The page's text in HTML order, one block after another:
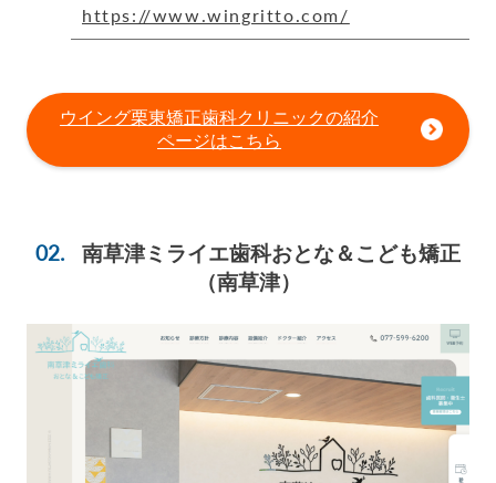
https://www.wingritto.com/
ウイング栗東矯正歯科クリニックの紹介
ページはこちら
南草津ミライエ歯科おとな＆こども矯正
（南草津）